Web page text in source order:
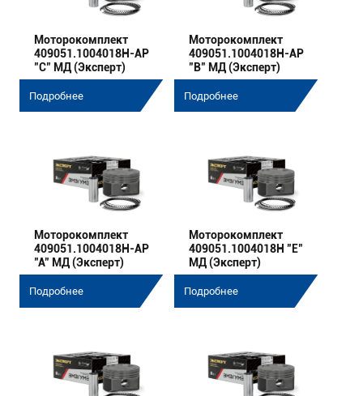
Моторокомплект
409051.1004018Н-АР
"C" МД (Эксперт)
Подробнее
Моторокомплект
409051.1004018Н-АР
"B" МД (Эксперт)
Подробнее
Моторокомплект
409051.1004018Н-АР
"A" МД (Эксперт)
Подробнее
Моторокомплект
409051.1004018Н "E"
МД (Эксперт)
Подробнее